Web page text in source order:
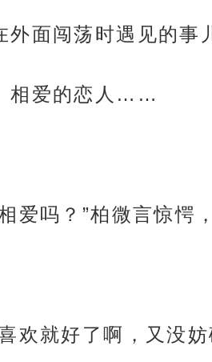
面闯荡时遇见的事
相爱的恋人……
爱吗？”柏微言惊愕
欢就好了啊，又没妨